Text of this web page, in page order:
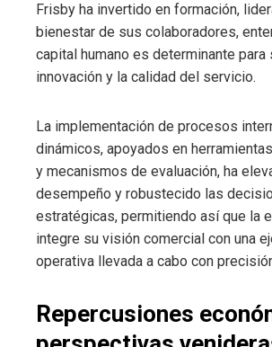
Frisby ha invertido en formación,
bienestar de sus colaboradores,
capital humano es determinante para
innovación y la calidad del servicio.
La implementación de procesos
dinámicos, apoyados en
y mecanismos de evaluación, ha
desempeño y robustecido las
estratégicas, permitiendo así que la
integre su visión comercial con una
operativa llevada a cabo con
Repercusiones